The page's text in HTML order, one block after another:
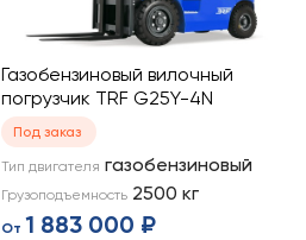
Газобензиновый вилочный
погрузчик TRF G25Y-4N
Под заказ
Тип двигателя газобензиновый
Грузоподъемность 2500 кг
От 1 883 000 ₽